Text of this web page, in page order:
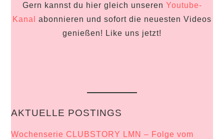
Gern kannst du hier gleich unseren Youtube-
Kanal
abonnieren und sofort die neuesten Videos
genießen! Like uns jetzt!
AKTUELLE POSTINGS
Wochenserie CLUBSTORY LMN – Folge vom